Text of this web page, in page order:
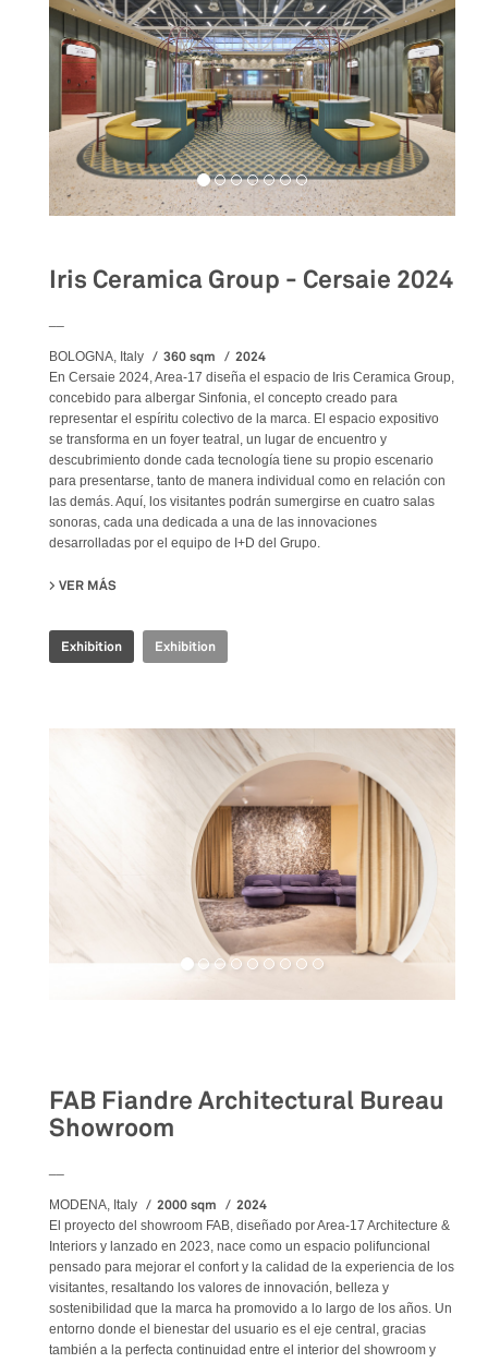
Iris Ceramica Group - Cersaie 2024
BOLOGNA, Italy 360 sqm 2024
En Cersaie 2024, Area-17 diseña el espacio de Iris Ceramica Group,
concebido para albergar Sinfonia, el concepto creado para
representar el espíritu colectivo de la marca. El espacio expositivo
se transforma en un foyer teatral, un lugar de encuentro y
descubrimiento donde cada tecnología tiene su propio escenario
para presentarse, tanto de manera individual como en relación con
las demás. Aquí, los visitantes podrán sumergirse en cuatro salas
sonoras, cada una dedicada a una de las innovaciones
desarrolladas por el equipo de I+D del Grupo.
VER MÁS
Exhibition Exhibition
FAB Fiandre Architectural Bureau
Showroom
MODENA, Italy 2000 sqm 2024
El proyecto del showroom FAB, diseñado por Area-17 Architecture &
Interiors y lanzado en 2023, nace como un espacio polifuncional
pensado para mejorar el confort y la calidad de la experiencia de los
visitantes, resaltando los valores de innovación, belleza y
sostenibilidad que la marca ha promovido a lo largo de los años. Un
entorno donde el bienestar del usuario es el eje central, gracias
también a la perfecta continuidad entre el interior del showroom y